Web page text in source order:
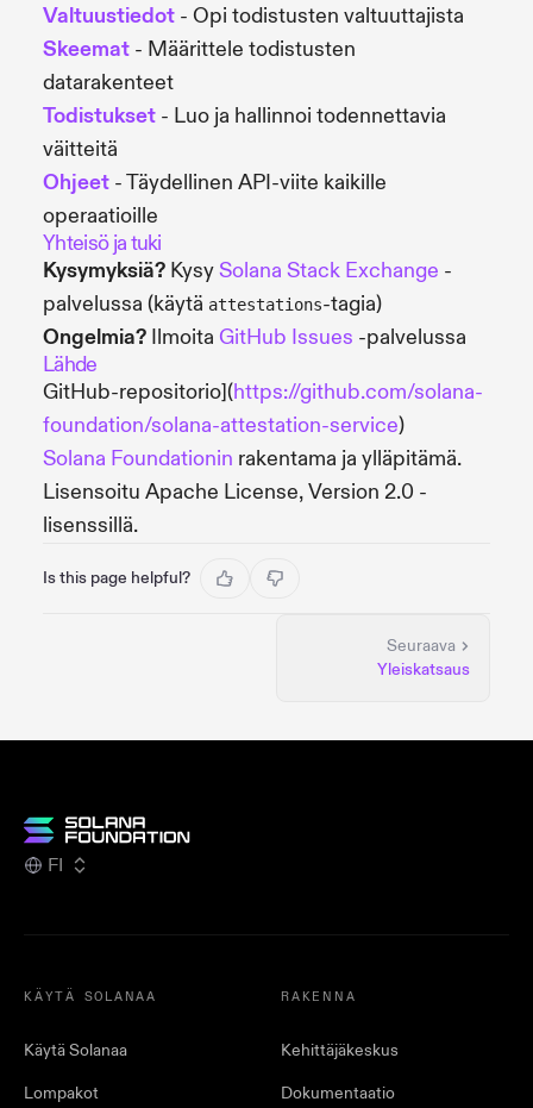
Valtuustiedot - Opi todistusten valtuuttajista
Skeemat - Määrittele todistusten
datarakenteet
Todistukset - Luo ja hallinnoi todennettavia
väitteitä
Ohjeet - Täydellinen API-viite kaikille
operaatioille
Yhteisö ja tuki
Kysymyksiä? KysySolana Stack Exchange -
palvelussa (käytä attestations-tagia)
Ongelmia? Ilmoita GitHub Issues -palvelussa
Lähde
GitHub-repositorio](https://github.com/solana-
foundation/solana-attestation-service)
Solana Foundationin rakentama ja ylläpitämä.
Lisensoitu Apache License, Version 2.0 -
lisenssillä.
Is this page helpful?
Seuraava
Yleiskatsaus
FI
KÄYTÄ SOLANAA
Käytä Solanaa
Lompakot
RAKENNA
Kehittäjäkeskus
Dokumentaatio